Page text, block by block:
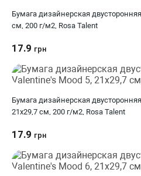
Бумага дизайнерская
см, 200 г/м2, Rosa Talent
17.9 грн
Бумага дизайнерская
21х29,7 см, 200 г/м2, Rosa Talent
17.9 грн